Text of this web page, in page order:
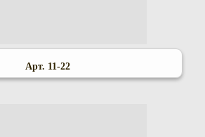
Арт. 11-22